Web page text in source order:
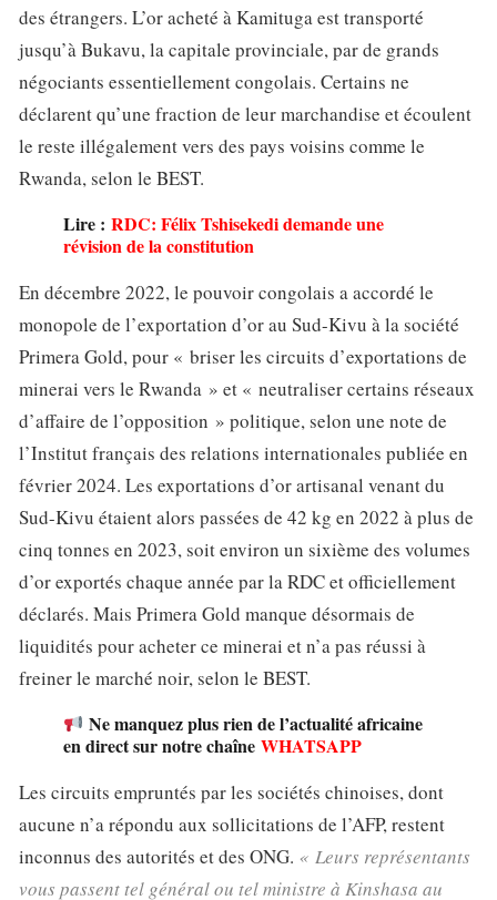
des étrangers. L’or acheté à Kamituga est transporté
jusqu’à Bukavu, la capitale provinciale, par de grands
négociants essentiellement congolais. Certains ne
déclarent qu’une fraction de leur marchandise et écoulent
le reste illégalement vers des pays voisins comme le
Rwanda, selon le BEST.
Lire : RDC: Félix Tshisekedi demande une
révision de la constitution
En décembre 2022, le pouvoir congolais a accordé le
monopole de l’exportation d’or au Sud-Kivu à la société
Primera Gold, pour « briser les circuits d’exportations de
minerai vers le Rwanda » et « neutraliser certains réseaux
d’affaire de l’opposition » politique, selon une note de
l’Institut français des relations internationales publiée en
février 2024. Les exportations d’or artisanal venant du
Sud-Kivu étaient alors passées de 42 kg en 2022 à plus de
cinq tonnes en 2023, soit environ un sixième des volumes
d’or exportés chaque année par la RDC et officiellement
déclarés. Mais Primera Gold manque désormais de
liquidités pour acheter ce minerai et n’a pas réussi à
freiner le marché noir, selon le BEST.
Ne manquez plus rien de l’actualité africaine
en direct sur notre chaîne WHATSAPP
Les circuits empruntés par les sociétés chinoises, dont
aucune n’a répondu aux sollicitations de l’AFP, restent
inconnus des autorités et des ONG. « Leurs représentants
vous passent tel général ou tel ministre à Kinshasa au